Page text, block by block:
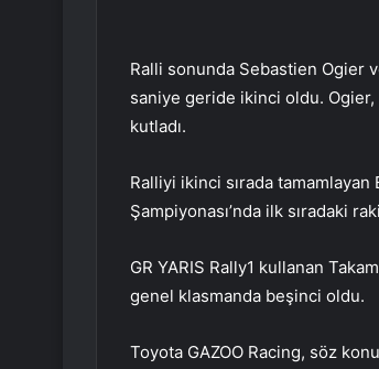
Ralli sonunda Sebastien Ogier
saniye geride ikinci oldu.
kutladı.
Ralliyi ikinci sırada
Şampiyonası’nda ilk sıradaki
GR YARIS Rally1 kullanan
genel klasmanda beşinci oldu.
Toyota GAZOO Racing, söz